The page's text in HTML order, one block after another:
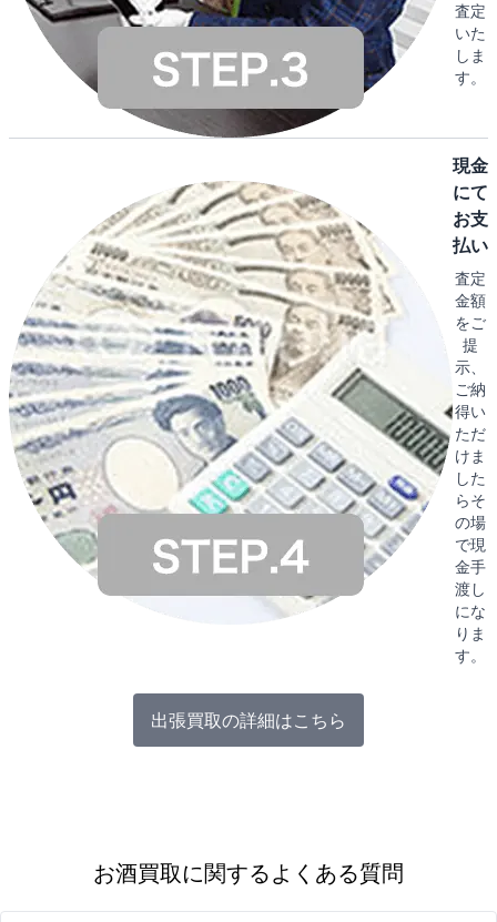
査定
いた
しま
す。
現金
にて
お支
払い
査定
金額
をご
提
示、
ご納
得い
ただ
けま
した
らそ
の場
で現
金手
渡し
にな
りま
す。
出張買取の詳細はこちら
お酒買取に関するよくある質問